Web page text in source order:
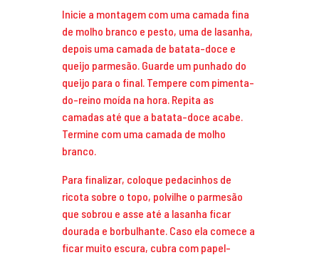
Inicie a montagem com uma camada fina
de molho branco e pesto, uma de lasanha,
depois uma camada de batata-doce e
queijo parmesão. Guarde um punhado do
queijo para o final. Tempere com pimenta-
do-reino moída na hora. Repita as
camadas até que a batata-doce acabe.
Termine com uma camada de molho
branco.
Para finalizar, coloque pedacinhos de
ricota sobre o topo, polvilhe o parmesão
que sobrou e asse até a lasanha ficar
dourada e borbulhante. Caso ela comece a
ficar muito escura, cubra com papel-